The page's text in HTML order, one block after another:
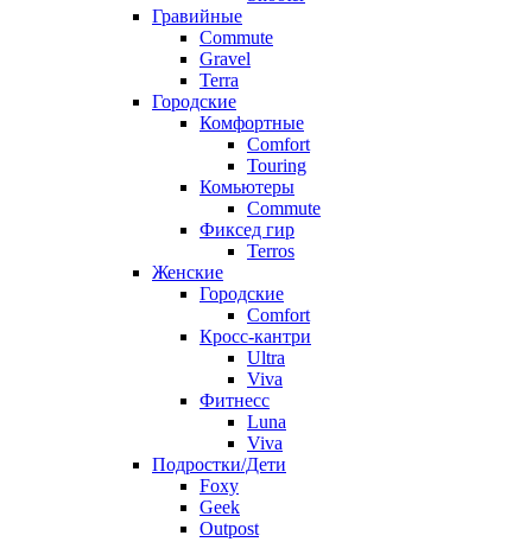
Гравийные
Commute
Gravel
Terra
Городские
Комфортные
Comfort
Touring
Комьютеры
Commute
Фиксед гир
Terros
Женские
Городские
Comfort
Кросс-кантри
Ultra
Viva
Фитнесс
Luna
Viva
Подростки/Дети
Foxy
Geek
Outpost